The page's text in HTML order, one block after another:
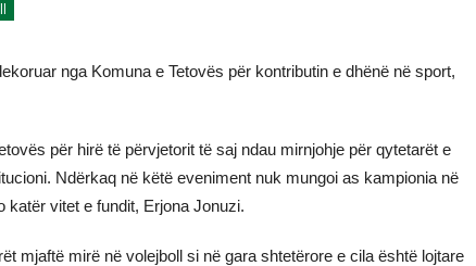
nga Komuna e Tetovës për kontributin e dhënë në sport,
për hirë të përvjetorit të saj ndau mirnjohje për qytetarët e
Ndërkaq në këtë eveniment nuk mungoi as kampionia në
katër vitet e fundit, Erjona Jonuzi.
mjaftë mirë në volejboll si në gara shtetërore e cila është lojtare